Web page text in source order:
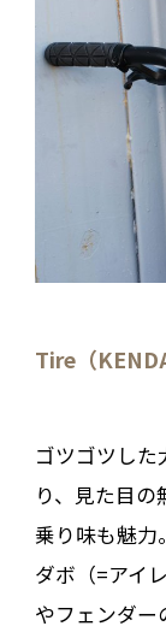
Tire（
ゴツゴツした
り、見た目
乗り味も魅力
ダボ（=アイ
やフェンダー